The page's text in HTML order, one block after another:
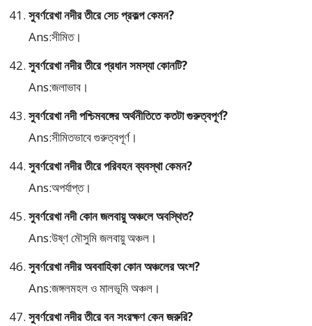
সুবর্ণরেখা নদীর তীরে সেচ প্রকল্প কেমন?
Ans:সীমিত।
সুবর্ণরেখা নদীর তীরে প্রধান সমস্যা কোনটি?
Ans:জলাভাব।
সুবর্ণরেখা নদী পশ্চিমবঙ্গের অর্থনীতিতে কতটা গুরুত্বপূর্ণ?
Ans:সীমিতভাবে গুরুত্বপূর্ণ।
সুবর্ণরেখা নদীর তীরে পরিবহন ব্যবস্থা কেমন?
Ans:অপর্যাপ্ত।
সুবর্ণরেখা নদী কোন জলবায়ু অঞ্চলে অবস্থিত?
Ans:উষ্ণ মৌসুমি জলবায়ু অঞ্চল।
সুবর্ণরেখা নদীর অববাহিকা কোন অঞ্চলের অংশ?
Ans:জঙ্গলমহল ও মালভূমি অঞ্চল।
সুবর্ণরেখা নদীর তীরে বন সংরক্ষণ কেন জরুরি?